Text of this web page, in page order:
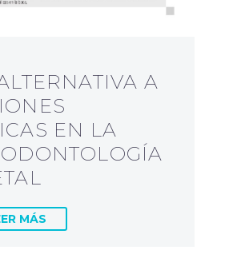
A
EN LA
MÁS